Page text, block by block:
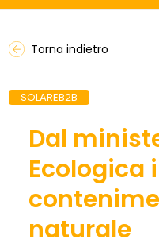
Torna indietro
SOLAREB2B
Dal
Ecologica
naturale